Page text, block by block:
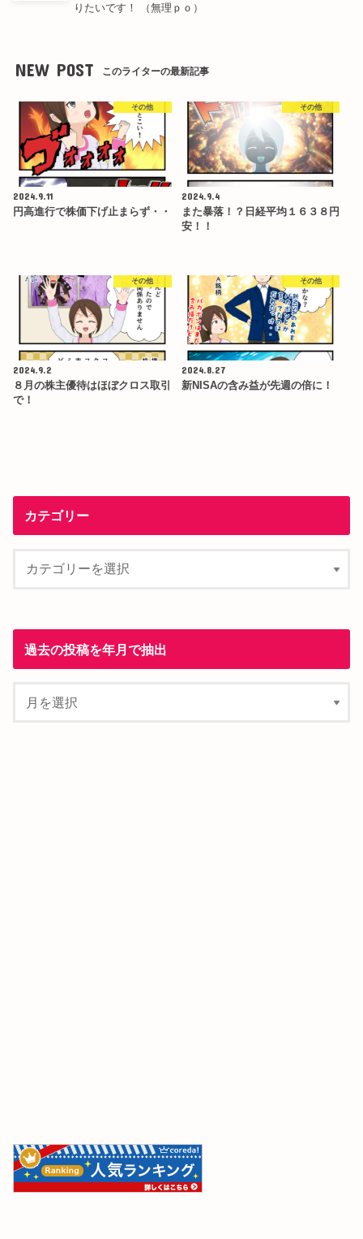
りたいです！ （無理ｐｏ）
NEW POST このライターの最新記事
その他
2024.9.11
円高進行で株価下げ止まらず・・
その他
2024.9.4
また暴落！？日経平均１６３８円
安！！
その他
2024.9.2
８月の株主優待はほぼクロス取引
で！
その他
2024.8.27
新NISAの含み益が先週の倍に！
カテゴリー
過去の投稿を年月で抽出